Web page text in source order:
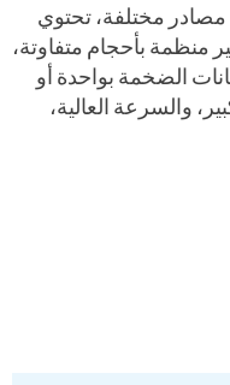
مختلفة، تحتوي
منظمة بأحجام متفاوتة،
الضخمة بواحدة أو
والسرعة العالية،